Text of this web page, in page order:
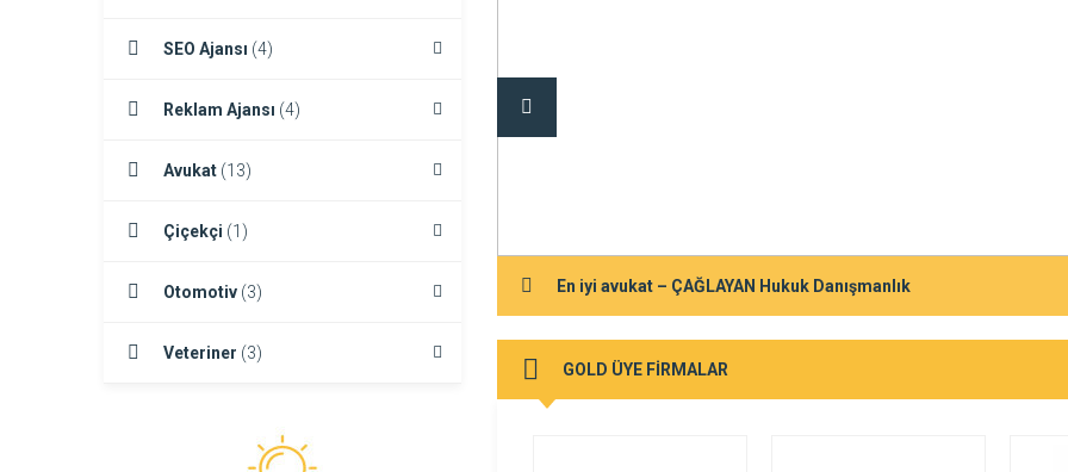
SEO Ajansı (4)
Reklam Ajansı (4)
Avukat (13)
Çiçekçi (1)
Otomotiv (3)
Veteriner (3)
Ocak 1, 2026 7:20 am DEVAMINI GÖR En iyi avukat – ÇAĞLAYAN Hukuk Danışmanlık
GOLD ÜYE FİRMALAR